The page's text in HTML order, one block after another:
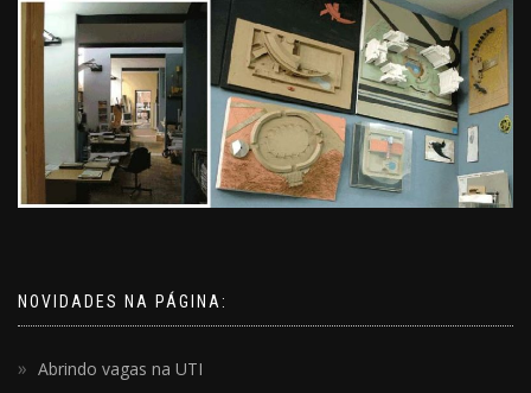
NOVIDADES NA PÁGINA:
Abrindo vagas na UTI